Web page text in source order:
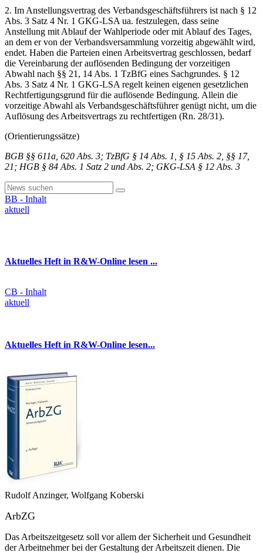
2. Im Anstellungsvertrag des Verbandsgeschäftsführers ist nach § 12
Abs. 3 Satz 4 Nr. 1 GKG-LSA ua. festzulegen, dass seine
Anstellung mit Ablauf der Wahlperiode oder mit Ablauf des Tages,
an dem er von der Verbandsversammlung vorzeitig abgewählt wird,
endet. Haben die Parteien einen Arbeitsvertrag geschlossen, bedarf
die Vereinbarung der auflösenden Bedingung der vorzeitigen
Abwahl nach §§ 21, 14 Abs. 1 TzBfG eines Sachgrundes. § 12
Abs. 3 Satz 4 Nr. 1 GKG-LSA regelt keinen eigenen gesetzlichen
Rechtfertigungsgrund für die auflösende Bedingung. Allein die
vorzeitige Abwahl als Verbandsgeschäftsführer genügt nicht, um die
Auflösung des Arbeitsvertrags zu rechtfertigen (Rn. 28/31).
(Orientierungssätze)
BGB §§ 611a, 620 Abs. 3; TzBfG § 14 Abs. 1, § 15 Abs. 2, §§ 17,
21; HGB § 84 Abs. 1 Satz 2 und Abs. 2; GKG-LSA § 12 Abs. 3
BB - Inhalt
aktuell
Aktuelles Heft in R&W-Online lesen ...
CB - Inhalt
aktuell
Aktuelles Heft in R&W-Online lesen...
Rudolf Anzinger, Wolfgang Koberski
ArbZG
Das Arbeitszeitgesetz soll vor allem der Sicherheit und Gesundheit
der Arbeitnehmer bei der Gestaltung der Arbeitszeit dienen. Die